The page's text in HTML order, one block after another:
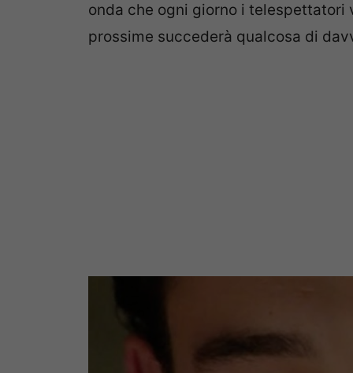
onda che ogni giorno i telespettatori
prossime succederà qualcosa di